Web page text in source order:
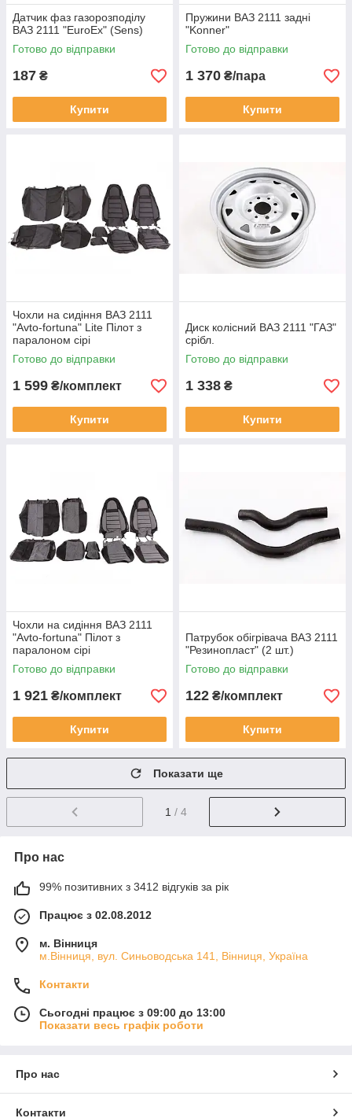
Датчик фаз газорозподілу
ВАЗ 2111 "EuroEx" (Sens)
Готово до відправки
187 ₴
Купити
Пружини ВАЗ 2111 задні
"Konner"
Готово до відправки
1 370 ₴/пара
Купити
Чохли на сидіння ВАЗ 2111
"Avto-fortuna" Lite Пілот з
паралоном сірі
Готово до відправки
1 599 ₴/комплект
Купити
Диск колісний ВАЗ 2111 "ГАЗ"
срібл.
Готово до відправки
1 338 ₴
Купити
Чохли на сидіння ВАЗ 2111
"Avto-fortuna" Пілот з
паралоном сірі
Готово до відправки
1 921 ₴/комплект
Купити
Патрубок обігрівача ВАЗ 2111
"Резинопласт" (2 шт.)
Готово до відправки
122 ₴/комплект
Купити
Показати ще
1 / 4
Про нас
99% позитивних з 3412 відгуків за рік
Працює з 02.08.2012
м. Вінниця
м.Вінниця, вул. Синьоводська 141, Вінниця, Україна
Контакти
Сьогодні працює з 09:00 до 13:00
Показати весь графік роботи
Про нас
Контакти